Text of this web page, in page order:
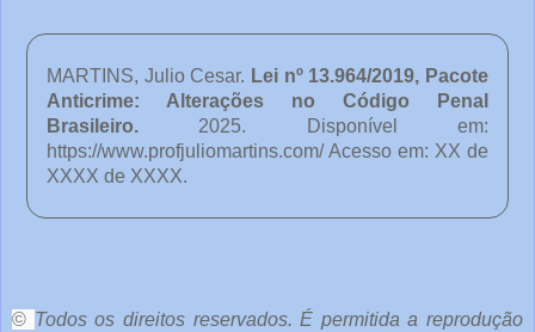
MARTINS, Julio Cesar. Lei nº 13.964/2019, Pacote
Anticrime: Alterações no Código Penal
Brasileiro. 2025. Disponível em:
https://www.profjuliomartins.com/ Acesso em: XX de
XXXX de XXXX.
ê
© Todos os direitos reservados. É permitida a reprodução